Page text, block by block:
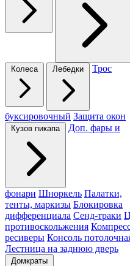
Колеса Лебедки Трос
буксировочный Защита окон
Кузов пикапа Доп. фары и
фонари Шноркель Палатки,
тенты, маркизы Блокировка
дифференциала Сенд-траки
противоскольжения
ресиверы Консоль
Лестница на заднюю дверь
Домкраты